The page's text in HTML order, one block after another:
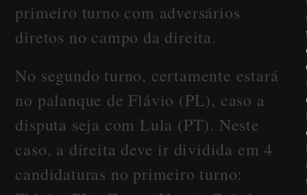
primeiro turno com adversários
diretos no campo da direita.
No segundo turno, certamente estará
no palanque de Flávio (PL), caso a
disputa seja com Lula (PT). Neste
caso, a direita deve ir dividida em 4
candidaturas no primeiro turno: